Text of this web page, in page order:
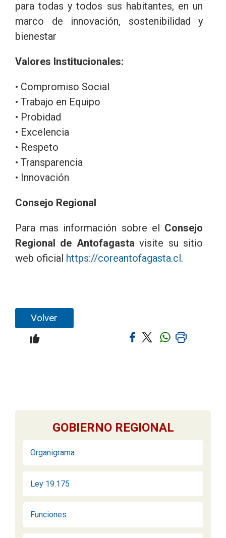
para todas y todos sus habitantes, en un
marco de innovación, sostenibilidad y
bienestar
Valores Institucionales:
• Compromiso Social
• Trabajo en Equipo
• Probidad
• Excelencia
• Respeto
• Transparencia
• Innovación
Consejo Regional
Para mas información sobre el Consejo
Regional de Antofagasta visite su sitio
web oficial https://coreantofagasta.cl.
Volver
GOBIERNO REGIONAL
Organigrama
Ley 19.175
Funciones